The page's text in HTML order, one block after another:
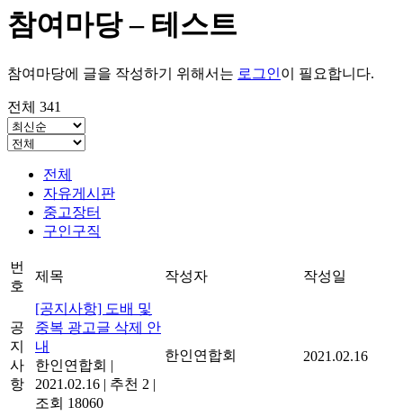
참여마당 – 테스트
참여마당에 글을 작성하기 위해서는 로그인이 필요합니다.
전체 341
전체
자유게시판
중고장터
구인구직
번
호
제목 작성자 작성일
공
지
사
항
[공지사항] 도배 및
중복 광고글 삭제 안
내
한인연합회 |
2021.02.16 | 추천 2 |
조회 18060
한인연합회 2021.02.16